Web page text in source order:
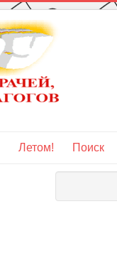
Летом! Поиск